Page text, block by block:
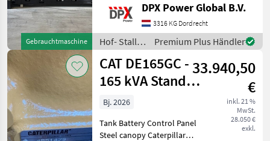
Gebrauchtmaschine
Program. Engine is
completely rebuild by CAT
or even unused/surplus. All
other components are
DPX Power Global B.V.
3316 KG Dordrecht
Hof- Stall-
und
Weidetechnik
/ CAT
Premium Plus Händler
CAT DE165GC -
165 kVA Stand-
by Generator -
DPX-18210
33.940,50
€
inkl. 21 %
MwSt.
28.050 €
exkl.
Bj. 2026
Tank Battery Control Panel
Steel canopy Caterpillar